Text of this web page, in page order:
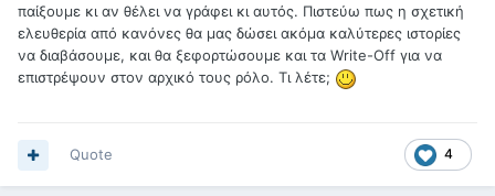
παίξουμε κι αν θέλει να γράφει κι αυτός. Πιστεύω πως η σχετική
ελευθερία από κανόνες θα μας δώσει ακόμα καλύτερες ιστορίες
να διαβάσουμε, και θα ξεφορτώσουμε και τα Write-Off για να
επιστρέψουν στον αρχικό τους ρόλο. Τι λέτε;
4
Quote